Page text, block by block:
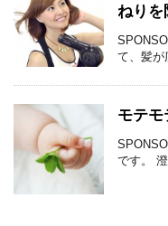
ねりを
て、髪が
モテモ
です。